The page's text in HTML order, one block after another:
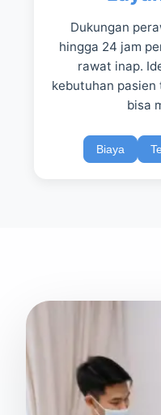
Dukungan
hingga 24 jam
rawat inap.
kebutuhan
bisa
Biaya